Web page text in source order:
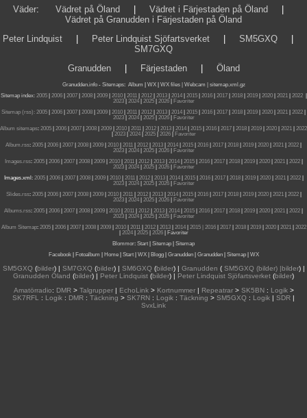
Väder: Vädret på Öland Vädret i Färjestaden på Öland
Vädret på Granudden i Färjestaden på Öland
Peter Lindquist
Peter Lindquist Sjöfartsverket SM5GXQ
SM7GXQ
Granudden| Färjestaden| Öland
Granudden.info- Sitemaps: Album WX WX files | Webcam |
sitemap.xml.gz
Sitemap index: 2005| 2006| 2007| 2008| 2009| 2010| 2011| 2012| 2013| 2014| 2015| 2016| 2017| 2018| 2019| 2020| 2021| 2022|
2023| 2024| 2025| 2026|
Favoriter
Sitemap (rss): 2005 2006 2007 2008 2009 2010 2011 2012 2013 2014 2015 2016 2017 2018 2019 2020 2021 2022
2023| 2024| 2025| 2026|
Favoriter
Album sitemaps: 2005 2006 2007 2008 2009 2010 2011 2012 2013 2014 2015 2016 2017 2018 2019 2020 2021
2022
2023| 2024| 2025| 2026|
Favoriter
Album.rss: 2005 2006 2007 2008 2009 2010 2011 2012 2013 2014 2015 2016 2017 2018 2019 2020 2021 2022
2023| 2024| 2025| 2026|
Favoriter
Images.rss: 2005| 2006| 2007| 2008| 2009| 2010| 2011| 2012| 2013| 2014| 2015| 2016| 2017| 2018| 2019| 2020| 2021| 2022|
2023| 2024| 2025| 2026|
Favoriter
Images.xml: 2005| 2006| 2007| 2008| 2009| 2010| 2011| 2012| 2013| 2014| 2015| 2016| 2017| 2018| 2019| 2020| 2021| 2022|
2023| 2024| 2025| 2026|
Favoriter
Slides.rss: 2005| 2006| 2007| 2008| 2009| 2010| 2011| 2012| 2013| 2014| 2015| 2016| 2017| 2018| 2019| 2020| 2021| 2022|
2023| 2024| 2025| 2026|
Favoriter
Albums.rss: 2005 2006 2007 2008 2009 2010 2011 2012 2013 2014 2015 2016 2017 2018 2019 2020 2021 2022
2023| 2024| 2025| 2026|
Favoriter
Album Sitemap: 2005| 2006| 2007| 2008| 2009| 2010| 2011| 2012| 2013| 2014| 2015 | 2016| 2017| 2018| 2019| 2020| 2021| 2022
2024| 2025| 2026|
Favoriter
Blommor: Start Sitemap
Sitemap
Facebook| Fotoalbum Home| Start| WX| Blogg| Granudden| Granudden| Sitemap| WX
SM5GXQ(bilder) | SM7GXQ(bilder) | SM6GXQ(bilder) | Granudden (SM5GXQ (bilder) |bilder) |
Granudden Öland (bilder) | Peter Lindquist (bilder) | Peter Lindquist Sjöfartsverket (bilder)
Amatörradio: DMR> Talgrupper| EchoLink> Kortnummer| Repeatrar> SK5BN: Logik>
SK7RFL
: Logik : DMR : Täckning > SK7RN : Logik : Täckning > SM5GXQ : Logik | SDR |
SvxLink